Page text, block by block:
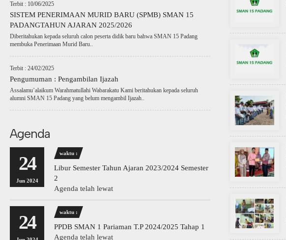
Terbit : 10/06/2025
SISTEM PENERIMAAN MURID BARU (SPMB) SMAN 15
PADANGTAHUN AJARAN 2025/2026
Diberitahukan kepada seluruh calon peserta didik baru bahwa SMAN 15 Padang
membuka Penerimaan Murid Baru..
Terbit : 24/02/2025
Pengumuman : Pengambilan Ijazah
Assalamu’alaikum Warahmatullahi Wabarakatu Kami beritahukan kepada seluruh
alumni SMAN 15 Padang yang belum mengambil Ijazah..
Agenda
24
Jun 2024
waktu :
Libur Semester Tahun Ajaran 2023/2024 Semester
2
Agenda telah lewat
24 waktu :
PPDB SMAN 1 Pariaman T.P 2024/2025 Tahap 1
Agenda telah lewat